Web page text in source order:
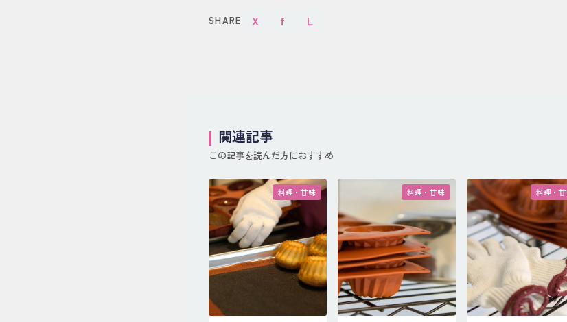
SHARE X f L
関連記事
この記事を読んだ方におすすめ
料理・甘味 料理・甘味 料理・